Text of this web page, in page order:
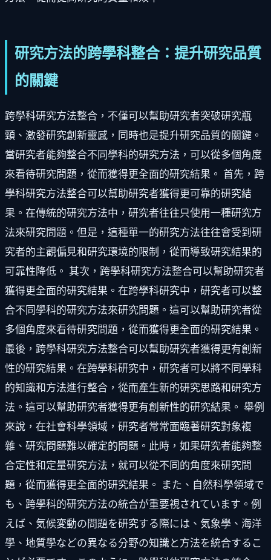
研究方法的跨學科整合：提升研究品質
的關鍵
跨學科研究方法整合，不僅可以幫助研究者突破研究瓶
頸、激發研究創新靈感，同時也是提升研究品質的關鍵。
當研究者能夠整合不同學科的研究方法，可以從多個角度
來看待研究問題，從而獲得更全面的研究結果。 首先，跨
學科研究方法整合可以幫助研究者獲得更可靠的研究結
果。在傳統的研究方法中，研究者往往只使用一種研究方
法來研究問題。但是，這種單一的研究方法往往會受到研
究者的主觀偏見和研究環境的限制，從而導致研究結果的
可靠性降低。 其次，跨學科研究方法整合可以幫助研究者
獲得更全面的研究結果。在跨學科研究中，研究者可以整
合不同學科的研究方法來研究問題。這可以幫助研究者從
多個角度來看待研究問題，從而獲得更全面的研究結果。
最後，跨學科研究方法整合可以幫助研究者獲得更有創新
性的研究結果。在跨學科研究中，研究者可以將不同學科
的知識和方法進行整合，從而產生新的研究思路和研究方
法。這可以幫助研究者獲得更有創新性的研究結果。 舉例
來說，在社會科學領域，研究者常常面臨著研究對象複
雜、研究問題難以確定的問題。此時，如果研究者能夠整
合定性和定量研究方法，就可以從不同的角度來研究問
題，從而獲得更全面的研究結果。 また、自然科學領域で
も、跨學科的研究方法の統合が重要視されています。例
えば、気候変動の問題を研究する際には、気象學、海洋
學、地質學などの異なる分野の知識と方法を統合するこ